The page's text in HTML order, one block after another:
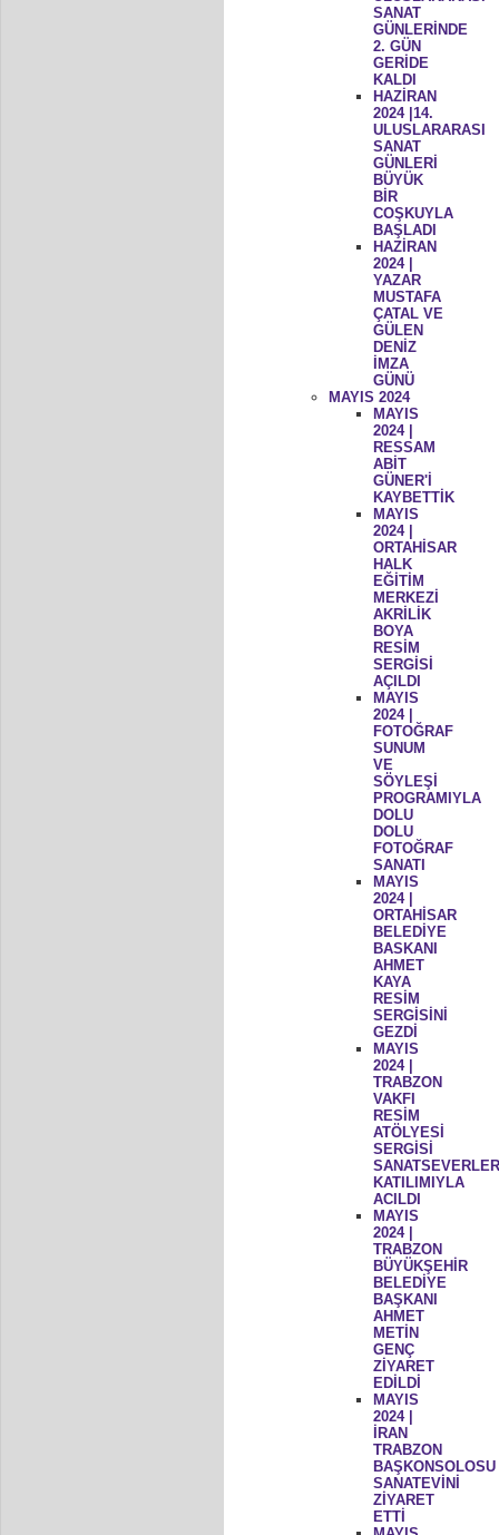
SANAT
GÜNLERİNDE
2. GÜN
GERİDE
KALDI
HAZİRAN
2024 |14.
ULUSLARARASI
SANAT
GÜNLERİ
BÜYÜK
BİR
COŞKUYLA
BAŞLADI
HAZİRAN
2024 |
YAZAR
MUSTAFA
ÇATAL VE
GÜLEN
DENİZ
İMZA
GÜNÜ
MAYIS 2024
MAYIS
2024 |
RESSAM
ABİT
GÜNER'İ
KAYBETTİK
MAYIS
2024 |
ORTAHİSAR
HALK
EĞİTİM
MERKEZİ
AKRİLİK
BOYA
RESİM
SERGİSİ
AÇILDI
MAYIS
2024 |
FOTOĞRAF
SUNUM
VE
SÖYLEŞİ
PROGRAMIYLA
DOLU
DOLU
FOTOĞRAF
SANATI
MAYIS
2024 |
ORTAHİSAR
BELEDİYE
BASKANI
AHMET
KAYA
RESİM
SERGİSİNİ
GEZDİ
MAYIS
2024 |
TRABZON
VAKFI
RESİM
ATÖLYESİ
SERGİSİ
KATILIMIYLA
ACILDI
MAYIS
2024 |
TRABZON
BÜYÜKŞEHİR
BELEDİYE
BAŞKANI
AHMET
METİN
GENÇ
ZİYARET
EDİLDİ
MAYIS
2024 |
İRAN
TRABZON
BAŞKONSOLOSU
SANATEVİNİ
ZİYARET
ETTİ